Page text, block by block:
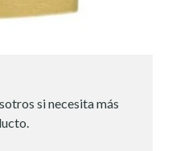
si necesita más